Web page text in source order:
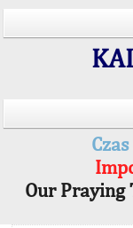
Our Praying